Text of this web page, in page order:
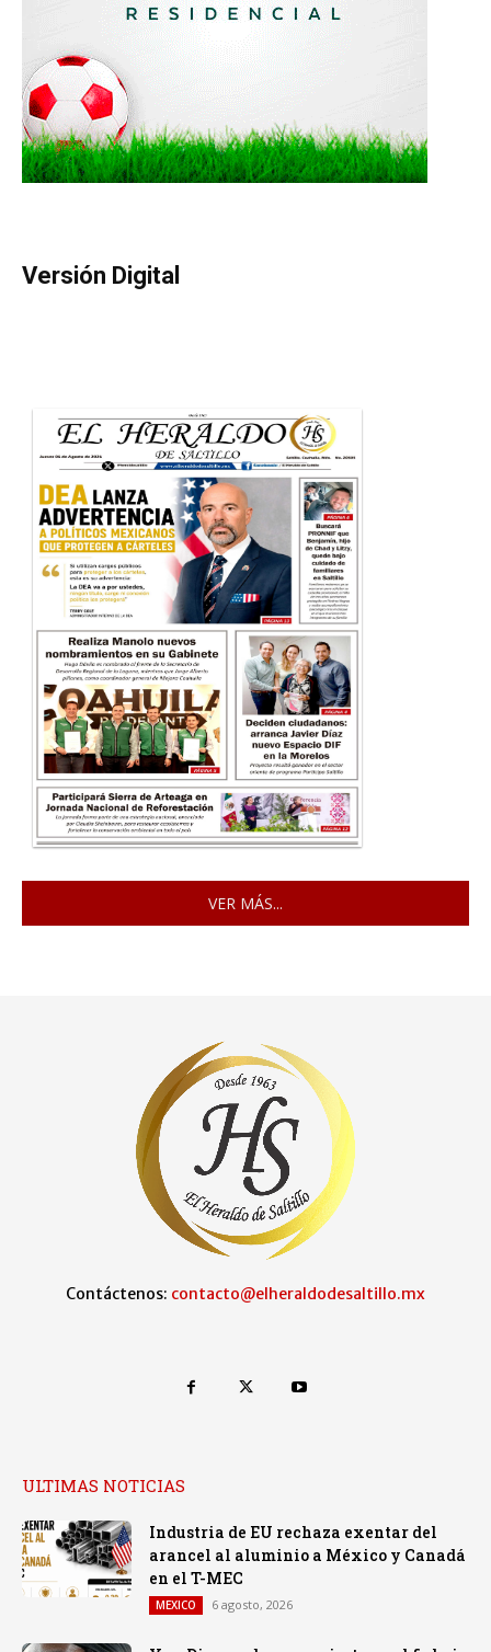
Versión Digital
VER MÁS...
Contáctenos: contacto@elheraldodesaltillo.mx
ULTIMAS NOTICIAS
Industria de EU rechaza exentar del
arancel al aluminio a México y Canadá
en el T-MEC
MEXICO 6 agosto, 2026